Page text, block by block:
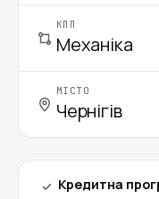
КПП
Механіка
МІСТО
Чернігів
Кредитна